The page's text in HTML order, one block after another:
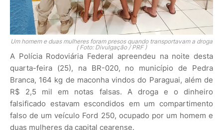
Um homem e duas mulheres foram presos quando transportavam a droga
( Foto: Divulgação / PRF )
A Polícia Rodoviária Federal apreendeu na noite desta
quarta-feira (25), na BR-020, no município de Pedra
Branca, 164 kg de maconha vindos do Paraguai, além de
R$ 2,5 mil em notas falsas. A droga e o dinheiro
falsificado estavam escondidos em um compartimento
falso de um veículo Ford 250, ocupado por um homem e
duas mulheres da capital cearense.